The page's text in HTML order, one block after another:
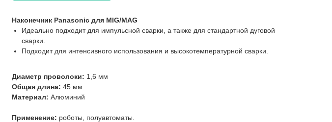
Наконечник Panasonic для MIG/MAG
Идеально подходит для импульсной сварки, а также для стандартной дуговой
сварки.
Подходит для интенсивного использования и высокотемпературной сварки.
Диаметр проволоки: 1,6 мм
Общая длина: 45 мм
Материал: Алюминий
Применение: роботы, полуавтоматы.